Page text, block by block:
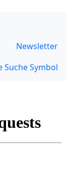
Newsletter